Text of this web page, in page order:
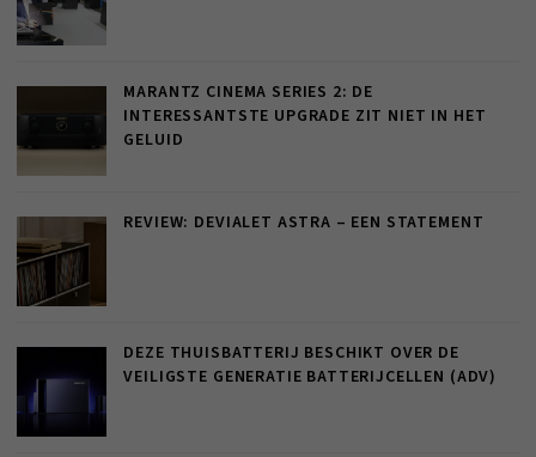
MARANTZ CINEMA SERIES 2: DE
INTERESSANTSTE UPGRADE ZIT NIET IN HET
GELUID
REVIEW: DEVIALET ASTRA – EEN STATEMENT
DEZE THUISBATTERIJ BESCHIKT OVER DE
VEILIGSTE GENERATIE BATTERIJCELLEN (ADV)